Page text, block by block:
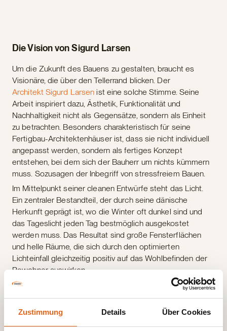
Zustimmung Details Über Cookies
Die Vision von Sigurd Larsen
Um die Zukunft des Bauens zu gestalten, braucht es
Visionäre, die über den Tellerrand blicken. Der
Architekt Sigurd Larsen ist eine solche Stimme. Seine
Arbeit inspiriert dazu, Ästhetik, Funktionalität und
Nachhaltigkeit nicht als Gegensätze, sondern als Einheit
zu betrachten. Besonders charakteristisch für seine
Fertigbau-Architektenhäuser ist, dass sie nicht individuell
angepasst werden, sondern als fertiges Konzept
entstehen, bei dem sich der Bauherr um nichts kümmern
muss. Sozusagen der Inbegriff von stressfreiem Bauen.
Im Mittelpunkt seiner cleanen Entwürfe steht das Licht.
Ein zentraler Bestandteil, der durch seine dänische
Herkunft geprägt ist, wo die Winter oft dunkel sind und
das Tageslicht jeden Tag bestmöglich ausgekostet
werden muss. Das Resultat sind große Fensterflächen
und helle Räume, die sich durch den optimierten
Lichteinfall gleichzeitig positiv auf das Wohlbefinden der
Bewohner auswirken.
Diese Philosophie deckt sich vollständig mit dem Ansatz
von Haas Fertigbau. Die Ideen von Vordenkern wie Sigurd
Larsen bestärken uns darin, die Möglichkeiten des
modernen Holzbaus immer weiter auszuschöpfen. Es